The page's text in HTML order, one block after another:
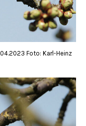
Foto: Karl-Heinz